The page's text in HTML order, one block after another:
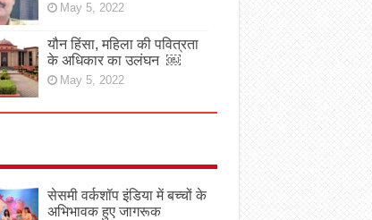
May 5, 2022
यौन हिंसा, महिला की पवित्रता
के अधिकार का उलंघन ￼
May 5, 2022
सेसमी वर्कशॉप इंडिया में बच्चों के
अभिभावक हुए जागरूक